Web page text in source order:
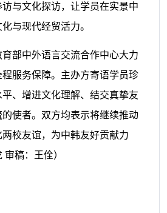
与文化探访，让学员在实景中
与现代经贸活力。
部中外语言交流合作中心大力
服务保障。主办方寄语学员珍
、增进文化理解、结交真挚友
使者。双方均表示将继续推动
校友谊，为中韩友好贡献力
审稿：王佺）